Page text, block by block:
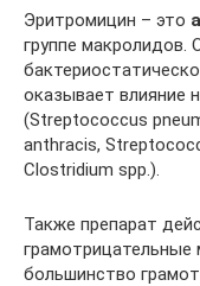
Эритромицин – это
группе макролидов.
оказывает влияние
(Streptococcus
anthracis,
Clostridium spp.).
Также препарат
большинство